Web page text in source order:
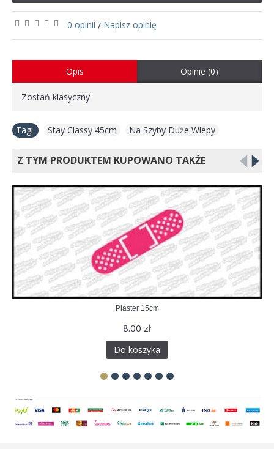
0 opinii / Napisz opinię
Opis Opinie (0)
Zostań klasyczny
Tagi: Stay Classy 45cm Na Szyby Duże Wlepy
Z TYM PRODUKTEM KUPOWANO TAKŻE
Plaster 15cm
8.00 zł
Do koszyka